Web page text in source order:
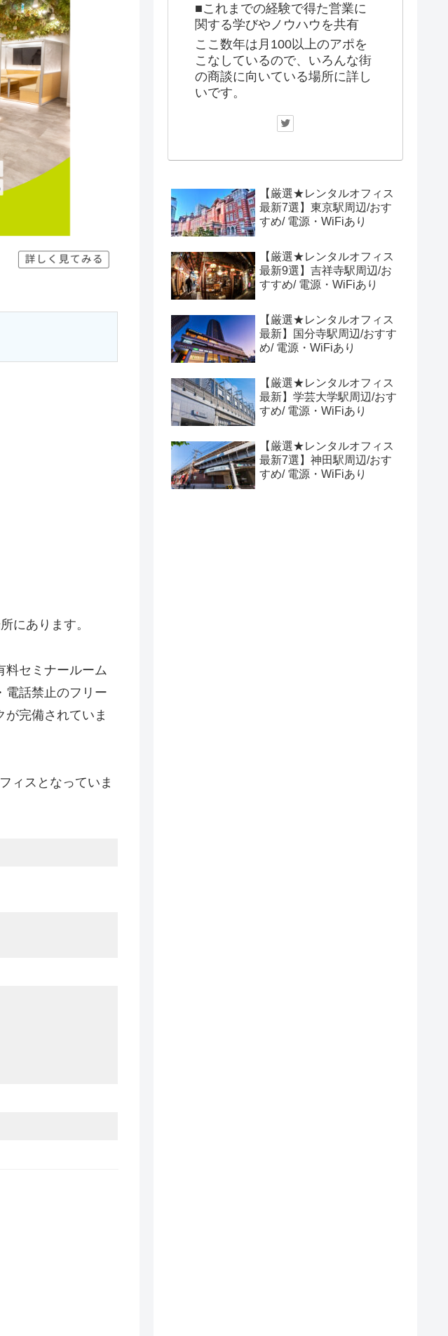
にあります。
料セミナールーム
電話禁止のフリー
完備されていま
ィスとなっていま
■これまでの経験で得た営業に
関する学びやノウハウを共有
ここ数年は月100以上のアポを
こなしているので、いろんな街
の商談に向いている場所に詳し
いです。
【厳選★レンタルオフィス
最新7選】東京駅周辺/おす
すめ/ 電源・WiFiあり
【厳選★レンタルオフィス
最新9選】吉祥寺駅周辺/お
すすめ/ 電源・WiFiあり
【厳選★レンタルオフィス
最新】国分寺駅周辺/おすす
め/ 電源・WiFiあり
【厳選★レンタルオフィス
最新】学芸大学駅周辺/おす
すめ/ 電源・WiFiあり
【厳選★レンタルオフィス
最新7選】神田駅周辺/おす
すめ/ 電源・WiFiあり